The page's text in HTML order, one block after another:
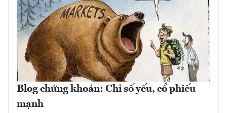
Blog chứng khoán: Chỉ số yếu, cổ phiếu
mạnh